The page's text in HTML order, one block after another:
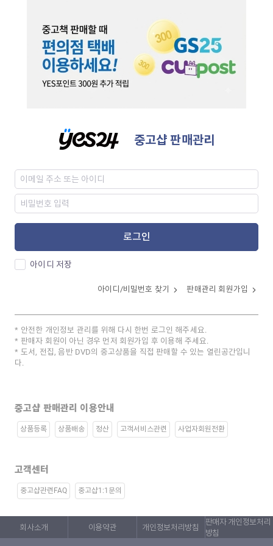
중고샵 판매관리
로그인
아이디 저장
아이디/비밀번호 찾기 판매관리 회원가입
안전한 개인정보 관리를 위해 다시 한번 로그인 해주세요.
판매자 회원이 아닌 경우 먼저 회원가입 후 이용해 주세요.
도서, 전집, 음반 DVD의 중고상품을 직접 판매할 수 있는 열린공간입니
다.
중고샵 판매관리 이용안내
상품등록 상품배송 정산 고객서비스관련 사업자회원전환
고객센터
중고샵관련FAQ 중고샵1:1문의
회사소개 이용약관 개인정보처리방침
판매자 개인정보처리
방침